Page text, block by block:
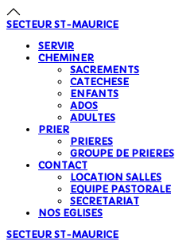
SECTEUR ST-MAURICE
SERVIR
CHEMINER
SACREMENTS
CATECHESE
ENFANTS
ADOS
ADULTES
PRIER
PRIERES
GROUPE DE PRIERES
CONTACT
LOCATION SALLES
EQUIPE PASTORALE
SECRETARIAT
NOS EGLISES
SECTEUR ST-MAURICE